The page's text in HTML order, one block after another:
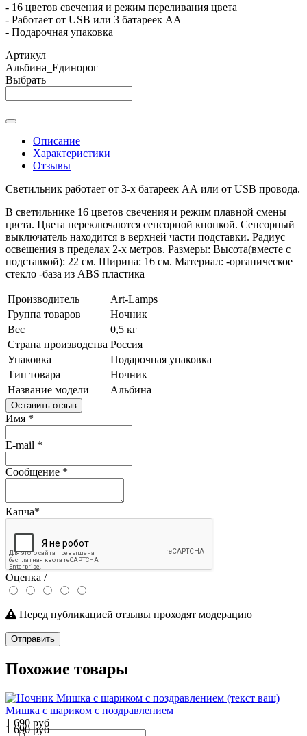
- 16 цветов свечения и режим переливания цвета
- Работает от USB или 3 батареек АА
- Подарочная упаковка
Артикул
Альбина_Единорог
Выбрать
Описание
Характеристики
Отзывы
Светильник работает от 3-х батареек АА или от USB провода.
В светильнике 16 цветов свечения и режим плавной смены
цвета. Цвета переключаются сенсорной кнопкой. Сенсорный
выключатель находится в верхней части подставки. Радиус
освещения в пределах 2-х метров. Размеры: Высота(вместе с
подставкой): 22 см. Ширина: 16 см. Материал: -органическое
стекло -база из ABS пластика
Производитель
Art-Lamps
Группа товаров
Ночник
Вес
0,5 кг
Страна производства Россия
Упаковка
Подарочная упаковка
Тип товара
Ночник
Название модели
Альбина
Оставить отзыв
Имя *
E-mail *
Сообщение *
Капча*
Оценка /
Перед публикацией отзывы проходят модерацию
Отправить
Похожие товары
Мишка с шариком с поздравлением
1 690 руб
1 690 руб